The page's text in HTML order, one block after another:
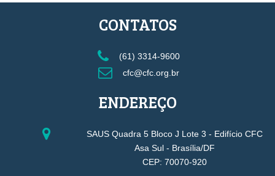
CONTATOS
(61) 3314-9600
cfc@cfc.org.br
ENDEREÇO
SAUS Quadra 5 Bloco J Lote 3 - Edifício CFC
Asa Sul - Brasília/DF
CEP: 70070-920